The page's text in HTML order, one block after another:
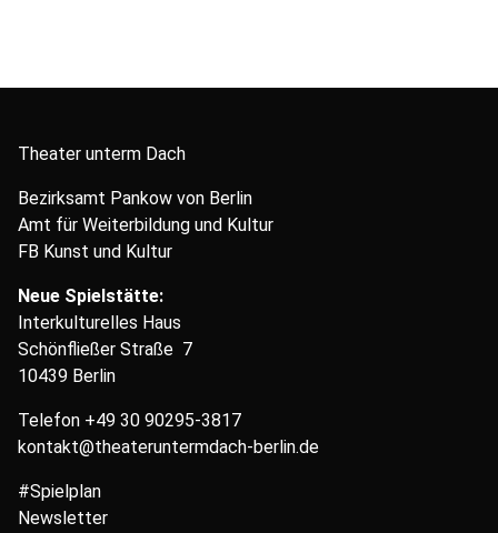
Theater unterm Dach
Bezirksamt Pankow von Berlin
Amt für Weiterbildung und Kultur
FB Kunst und Kultur
Neue Spielstätte:
Interkulturelles Haus
Schönfließer Straße 7
10439 Berlin
Telefon +49 30 90295-3817
kontakt@theateruntermdach-berlin.de
#Spielplan
Newsletter